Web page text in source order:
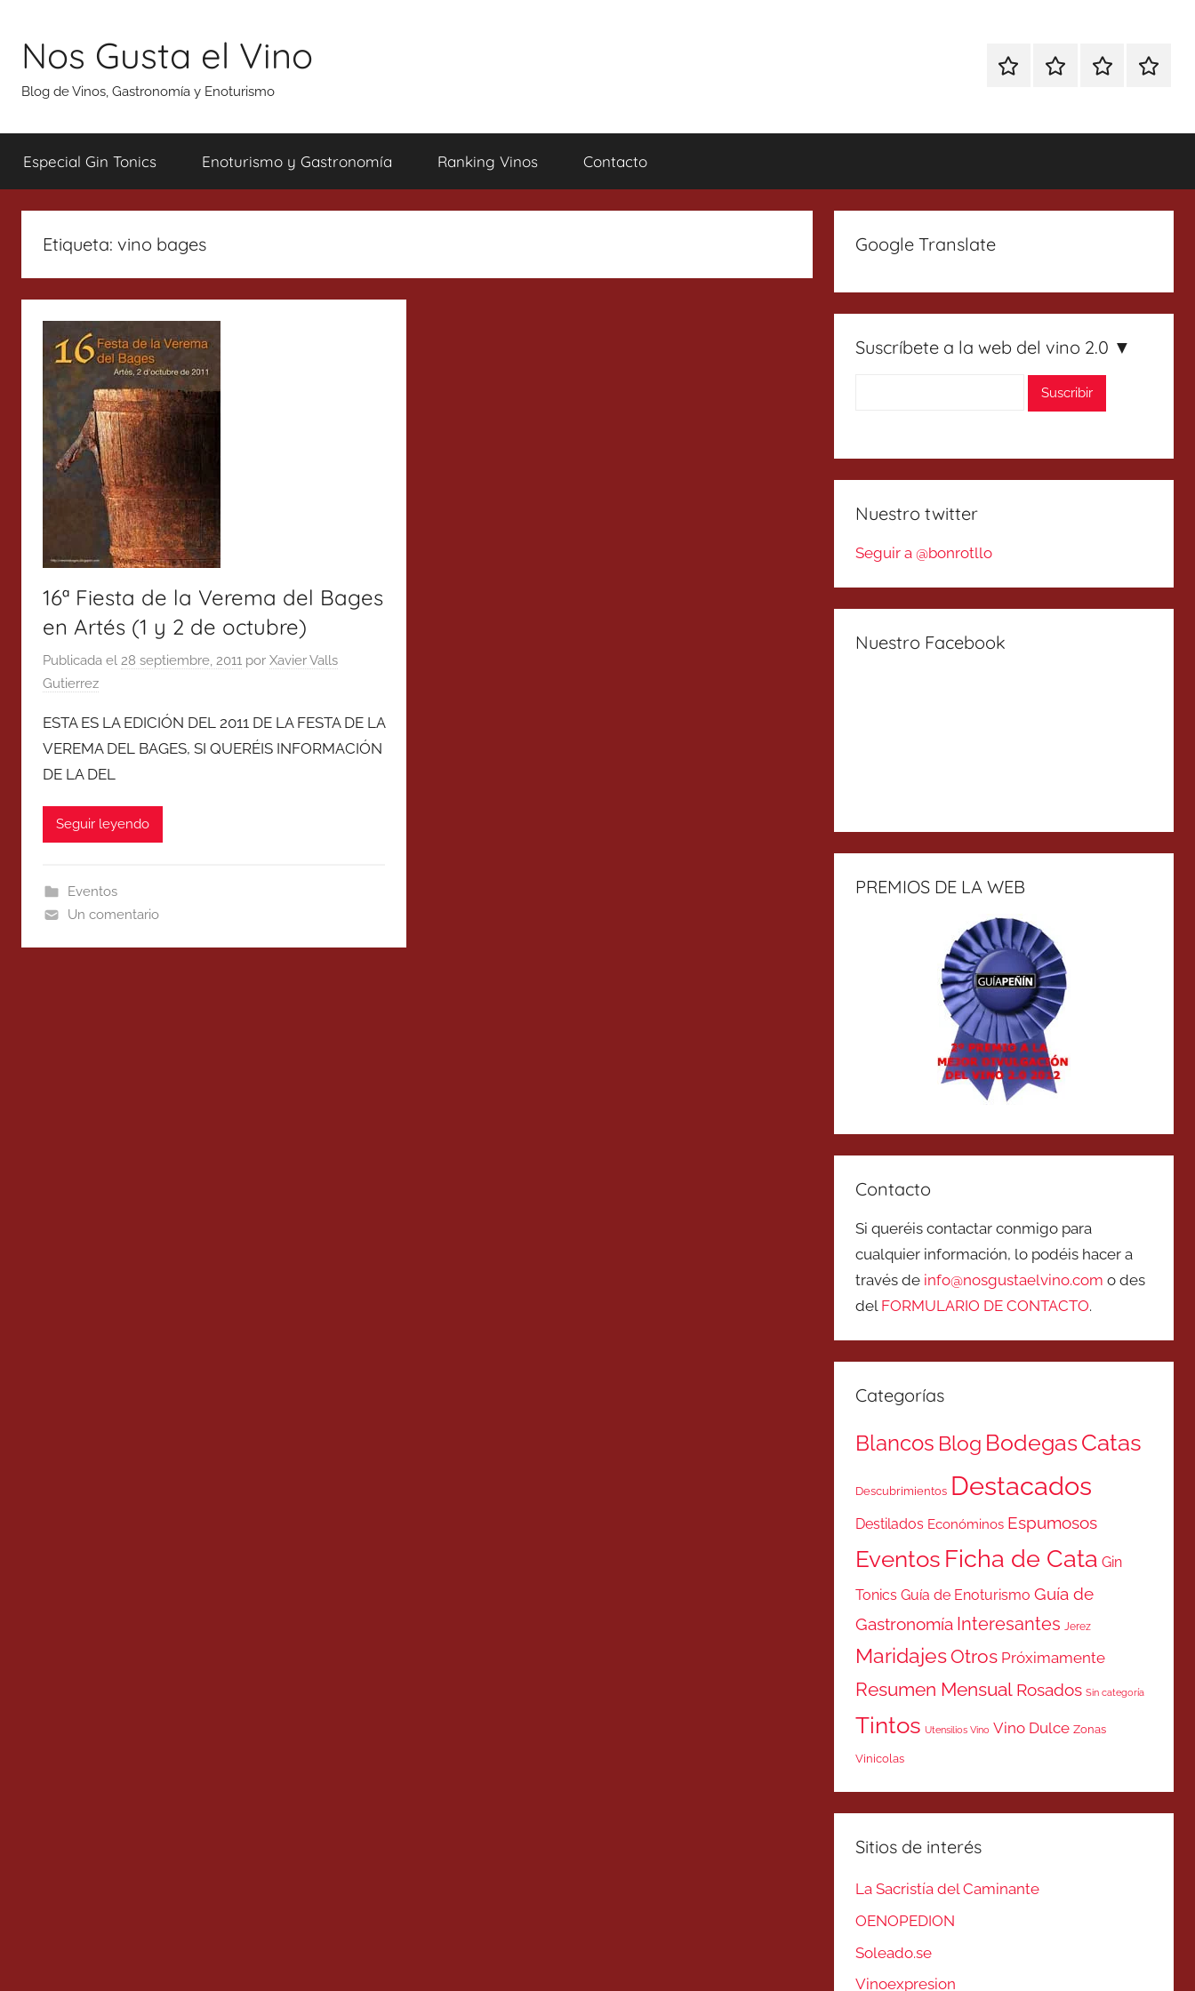
contenido
Nos Gusta el Vino
Blog de Vinos, Gastronomía y Enoturismo
EspecialEnoturismoRanking
Especial Gin Tonics Enoturismo y Gastronomía Ranking Vinos Contacto
Etiqueta: vino bages
16ª Fiesta de la Verema del Bages
en Artés (1 y 2 de octubre)
Publicada el 28 septiembre, 2011 por Xavier Valls
Gutierrez
ESTA ES LA EDICIÓN DEL 2011 DE LA FESTA DE LA
VEREMA DEL BAGES, SI QUERÉIS INFORMACIÓN
DE LA DEL
Seguir leyendo
Eventos
Un comentario
Google Translate
Suscríbete a la web del vino 2.0 ▼
Nuestro twitter
Seguir a @bonrotllo
Nuestro Facebook
PREMIOS DE LA WEB
Contacto
Si queréis contactar conmigo para
cualquier información, lo podéis hacer a
través de info@nosgustaelvino.com o des
del FORMULARIO DE CONTACTO.
Categorías
Blancos Blog BodegasCatas
Descubrimientos Destacados
Destilados Económinos Espumosos
Eventos Ficha de Cata Gin
Tonics Guía de Enoturismo Guía de
Gastronomía Interesantes Jerez
MaridajesOtros Próximamente
Resumen Mensual Rosados Sin categoría
Tintos Utensilios Vino Vino Dulce Zonas
Vinicolas
Sitios de interés
La Sacristía del Caminante
OENOPEDION
Soleado.se
Vinoexpresion